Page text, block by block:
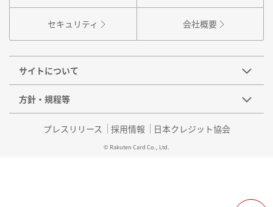
セキュリティ 会社概要
サイトについて
方針・規程等
プレスリリース 採用情報 日本クレジット協会
© Rakuten Card Co., Ltd.